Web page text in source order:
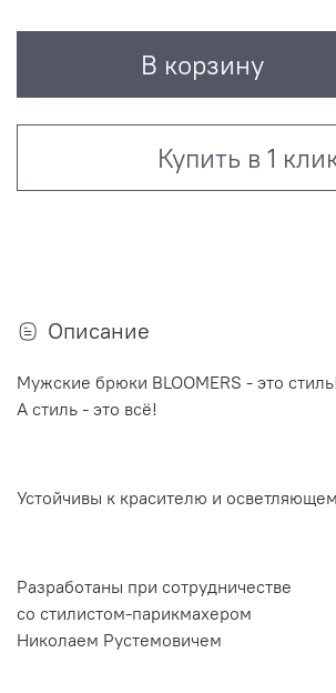
В корзину
Купить в 1
Описание
Мужские брюки BLOOMERS - это стиль!
А стиль - это всё!
Устойчивы к красителю и
Разработаны при сотрудничестве
со стилистом-парикмахером
Николаем Рустемовичем